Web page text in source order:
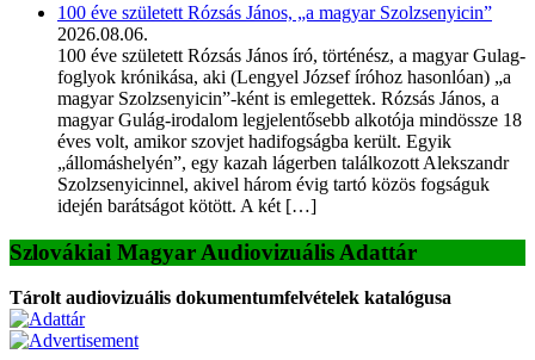
100 éve született Rózsás János, „a magyar Szolzsenyicin”
2026.08.06.
100 éve született Rózsás János író, történész, a magyar Gulag-
foglyok krónikása, aki (Lengyel József íróhoz hasonlóan) „a
magyar Szolzsenyicin”-ként is emlegettek. Rózsás János, a
magyar Gulág-irodalom legjelentősebb alkotója mindössze 18
éves volt, amikor szovjet hadifogságba került. Egyik
„állomáshelyén”, egy kazah lágerben találkozott Alekszandr
Szolzsenyicinnel, akivel három évig tartó közös fogságuk
idején barátságot kötött. A két […]
Szlovákiai Magyar Audiovizuális Adattár
Tárolt audiovizuális dokumentumfelvételek katalógusa